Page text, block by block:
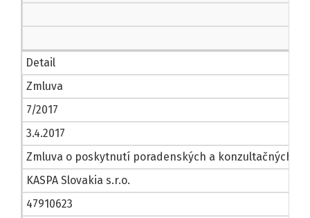
Detail
Zmluva
7/2017
3.4.2017
Zmluva o poskytnutí poradenských a konzultačných
KASPA Slovakia s.r.o.
47910623